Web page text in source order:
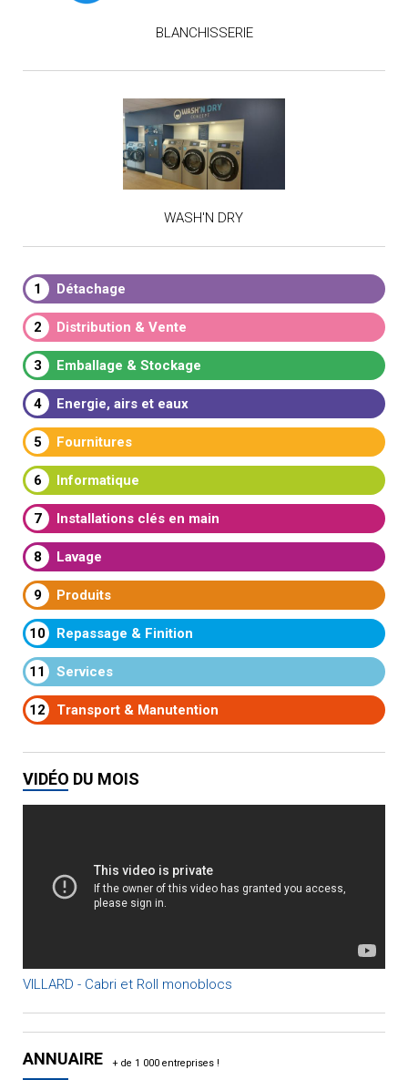
BLANCHISSERIE
WASH'N DRY
1 Détachage
2 Distribution & Vente
3 Emballage & Stockage
4 Energie, airs et eaux
5 Fournitures
6 Informatique
7 Installations clés en main
8 Lavage
9 Produits
10 Repassage & Finition
11 Services
12 Transport & Manutention
VIDÉO DU MOIS
VILLARD - Cabri et Roll monoblocs
ANNUAIRE